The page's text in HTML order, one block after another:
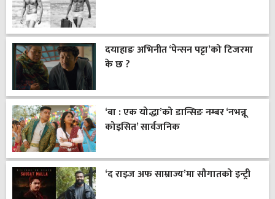
दयाहाङ अभिनीत ‘पेन्सन पट्टा’को टिजरमा
के छ ?
‘बा : एक योद्धा’को डान्सिङ नम्बर ‘नभन्नू
कोइसित’ सार्वजनिक
‘द राइज अफ साम्राज्य’मा सौगातको इन्ट्री